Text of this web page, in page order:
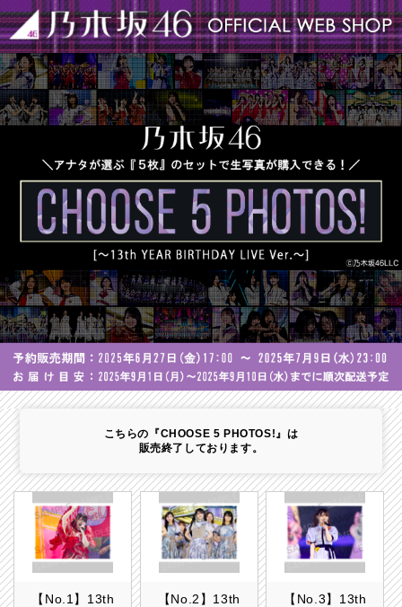
こちらの『CHOOSE 5 PHOTOS!』は
販売終了しております。
【No.1】13th
【No.2】13th
【No.3】13th